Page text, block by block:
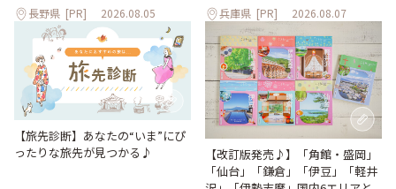
長野県 [PR] 2026.08.05 兵庫県 [PR] 2026.08.07
【旅先診断】あなたの“いま”にぴ
ったりな旅先が見つかる♪
【改訂版発売♪】「角館・盛岡」
「仙台」「鎌倉」「伊豆」「軽井